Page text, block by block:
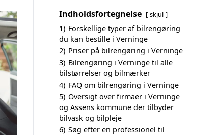
Indholdsfortegnelse skjul
1) Forskellige typer af bilrengøring
du kan bestille i Verninge
2) Priser på bilrengøring i Verninge
3) Bilrengøring i Verninge til alle
bilstørrelser og bilmærker
4) FAQ om bilrengøring i Verninge
5) Oversigt over firmaer i Verninge
og Assens kommune der tilbyder
bilvask og bilpleje
6) Søg efter en professionel til